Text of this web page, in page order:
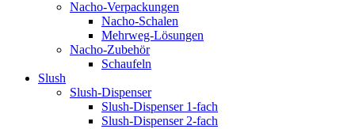
Nacho-Verpackungen
Nacho-Schalen
Mehrweg-Lösungen
Nacho-Zubehör
Schaufeln
Slush
Slush-Dispenser
Slush-Dispenser 1-fach
Slush-Dispenser 2-fach